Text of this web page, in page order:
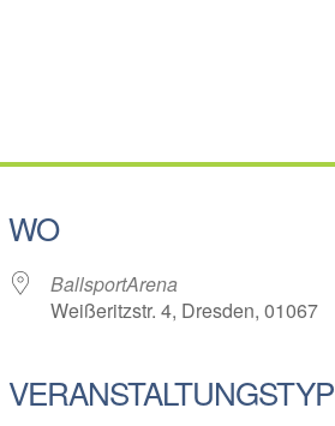
WO
BallsportArena
Weißeritzstr. 4, Dresden, 01067
VERANSTALTUNGSTYP